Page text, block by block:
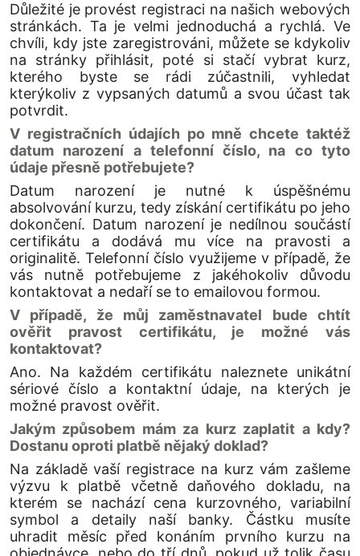
Důležité je provést registraci na našich webových
stránkách. Ta je velmi jednoduchá a rychlá. Ve
chvíli, kdy jste zaregistrováni, můžete se kdykoliv
na stránky přihlásit, poté si stačí vybrat kurz,
kterého byste se rádi zúčastnili, vyhledat
kterýkoliv z vypsaných datumů a svou účast tak
potvrdit.
V registračních údajích po mně chcete taktéž
datum narození a telefonní číslo, na co tyto
údaje přesně potřebujete?
Datum narození je nutné k úspěšnému
absolvování kurzu, tedy získání certifikátu po jeho
dokončení. Datum narození je nedílnou součástí
certifikátu a dodává mu více na pravosti a
originalitě. Telefonní číslo využijeme v případě, že
vás nutně potřebujeme z jakéhokoliv důvodu
kontaktovat a nedaří se to emailovou formou.
V případě, že můj zaměstnavatel bude chtít
ověřit pravost certifikátu, je možné vás
kontaktovat?
Ano. Na každém certifikátu naleznete unikátní
sériové číslo a kontaktní údaje, na kterých je
možné pravost ověřit.
Jakým způsobem mám za kurz zaplatit a kdy?
Dostanu oproti platbě nějaký doklad?
Na základě vaší registrace na kurz vám zašleme
výzvu k platbě včetně daňového dokladu, na
kterém se nachází cena kurzovného, variabilní
symbol a detaily naší banky. Částku musíte
uhradit měsíc před konáním prvního kurzu na